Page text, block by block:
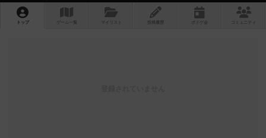
トップ ゲーム一覧 マイリスト 投稿履歴 ボ ドゲ コミュニティ